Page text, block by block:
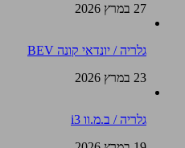
27 במרץ 2026
גלריה / יונדאי קונה BEV
23 במרץ 2026
גלריה / ב.מ.וו i3